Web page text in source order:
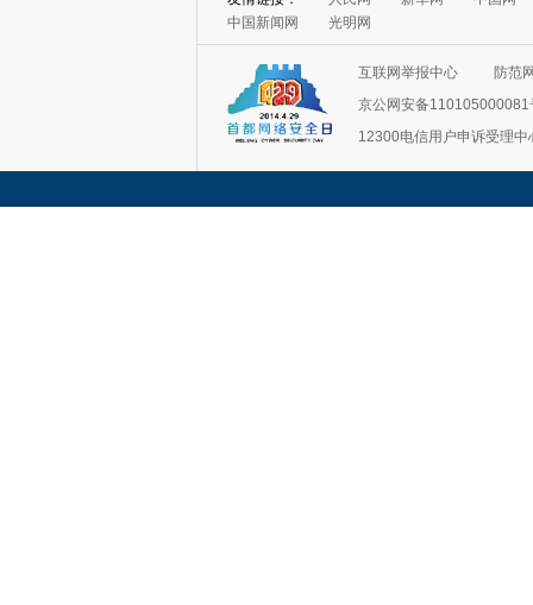
中国新闻网
光明网
互联网举报中心
防范
京公网安备110105000081
12300电信用户申诉受理中